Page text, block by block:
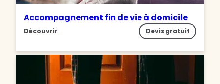
Accompagnement fin de vie à domicile
Découvrir Devis gratuit